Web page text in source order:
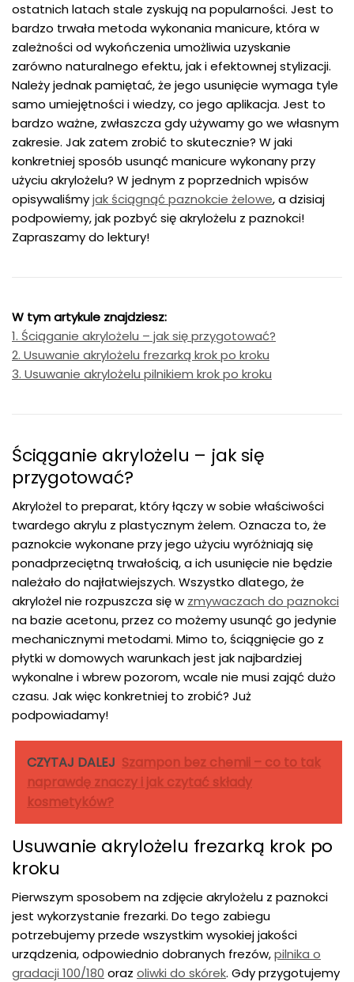
ostatnich latach stale zyskują na popularności. Jest to
bardzo trwała metoda wykonania manicure, która w
zależności od wykończenia umożliwia uzyskanie
zarówno naturalnego efektu, jak i efektownej stylizacji.
Należy jednak pamiętać, że jego usunięcie wymaga tyle
samo umiejętności i wiedzy, co jego aplikacja. Jest to
bardzo ważne, zwłaszcza gdy używamy go we własnym
zakresie. Jak zatem zrobić to skutecznie? W jaki
konkretniej sposób usunąć manicure wykonany przy
użyciu akrylożelu? W jednym z poprzednich wpisów
opisywaliśmyjak ściągnąć paznokcie żelowe, a dzisiaj
podpowiemy, jak pozbyć się akrylożelu z paznokci!
Zapraszamy do lektury!
W tym artykule znajdziesz:
1. Ściąganie akrylożelu – jak się przygotować?
2. Usuwanie akrylożelu frezarką krok po kroku
3. Usuwanie akrylożelu pilnikiem krok po kroku
Ściąganie akrylożelu – jak się
przygotować?
Akrylożel to preparat, który łączy w sobie właściwości
twardego akrylu z plastycznym żelem. Oznacza to, że
paznokcie wykonane przy jego użyciu wyróżniają się
ponadprzeciętną trwałością, a ich usunięcie nie będzie
należało do najłatwiejszych. Wszystko dlatego, że
akrylożel nie rozpuszcza się w zmywaczach do paznokci
na bazie acetonu, przez co możemy usunąć go jedynie
mechanicznymi metodami. Mimo to, ściągnięcie go z
płytki w domowych warunkach jest jak najbardziej
wykonalne i wbrew pozorom, wcale nie musi zająć dużo
czasu. Jak więc konkretniej to zrobić? Już
podpowiadamy!
CZYTAJ DALEJ Szampon bez chemii – co to tak
naprawdę znaczy i jak czytać składy
kosmetyków?
Usuwanie akrylożelu frezarką krok po
kroku
Pierwszym sposobem na zdjęcie akrylożelu z paznokci
jest wykorzystanie frezarki. Do tego zabiegu
potrzebujemy przede wszystkim wysokiej jakości
urządzenia, odpowiednio dobranych frezów,pilnika o
gradacji 100/180 oraz oliwki do skórek. Gdy przygotujemy